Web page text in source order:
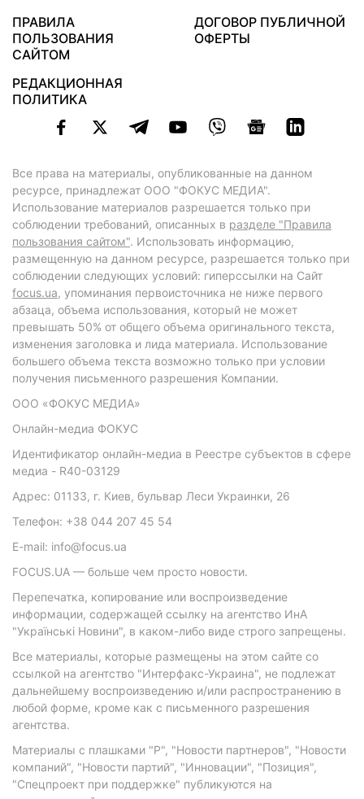
ПРАВИЛА
ПОЛЬЗОВАНИЯ
САЙТОМ
ДОГОВОР ПУБЛИЧНОЙ
ОФЕРТЫ
РЕДАКЦИОННАЯ
ПОЛИТИКА
Все права на материалы, опубликованные на данном
ресурсе, принадлежат ООО "ФОКУС МЕДИА".
Использование материалов разрешается только при
соблюдении требований, описанных в разделе "Правила
пользования сайтом". Использовать информацию,
размещенную на данном ресурсе, разрешается только при
соблюдении следующих условий: гиперссылки на Сайт
focus.ua, упоминания первоисточника не ниже первого
абзаца, объема использования, который не может
превышать 50% от общего объема оригинального текста,
изменения заголовка и лида материала. Использование
большего объема текста возможно только при условии
получения письменного разрешения Компании.
ООО «ФОКУС МЕДИА»
Онлайн-медиа ФОКУС
Идентификатор онлайн-медиа в Реестре субъектов в сфере
медиа - R40-03129
Адрес: 01133, г. Киев, бульвар Леси Украинки, 26
Телефон: +38 044 207 45 54
E-mail: info@focus.ua
FOCUS.UA — больше чем просто новости.
Перепечатка, копирование или воспроизведение
информации, содержащей ссылку на агентство ИнА
"Українські Новини", в каком-либо виде строго запрещены.
Все материалы, которые размещены на этом сайте со
ссылкой на агентство "Интерфакс-Украина", не подлежат
дальнейшему воспроизведению и/или распространению в
любой форме, кроме как с письменного разрешения
агентства.
Материалы с плашками "Р", "Новости партнеров", "Новости
компаний", "Новости партий", "Инновации", "Позиция",
"Спецпроект при поддержке" публикуются на